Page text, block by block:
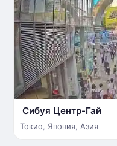
Сибуя Центр-Гай
Токио, Япония, Азия